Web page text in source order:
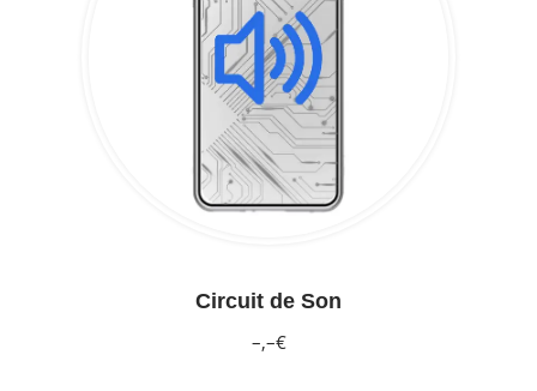
Circuit de Son
–,–€